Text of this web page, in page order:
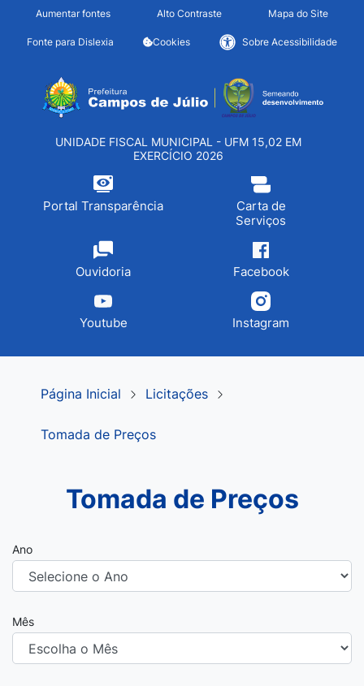
Seção de atalhos e links
Ir para o conteúdo [alt+1]
Ir para o menu [alt+2]
Ir para o rodapé [alt+4]
Aumentar fontes Alto Contraste Mapa do Site
Fonte para Dislexia Cookies Sobre Acessibilidade
Seção do menu principal
UNIDADE FISCAL MUNICIPAL - UFM 15,02 EM
EXERCÍCIO 2026
Portal Transparência
Carta de
Serviços
Ouvidoria Facebook
Youtube Instagram
Página Inicial Licitações
Tomada de Preços
Tomada de Preços
Ano
Mês